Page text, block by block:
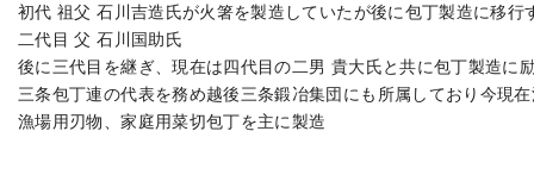
初代 祖父 石川吉造氏が火箸を製造していたが後に包丁製造に移行
二代目 父 石川国助氏
後に三代目を継ぎ、現在は四代目の二男 貴大氏と共に包丁製造に
三条包丁連の代表を務め越後三条鍛冶集団にも所属しており今現
漁場用刃物、家庭用菜切包丁を主に製造